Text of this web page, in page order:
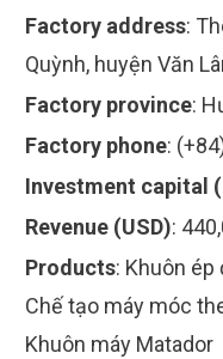
Factory address:
Quỳnh, huyện Văn
Factory province:
Factory phone:
Investment capital
Revenue (USD):
Products: Khuôn ép
Chế tạo máy móc
Khuôn máy Matador